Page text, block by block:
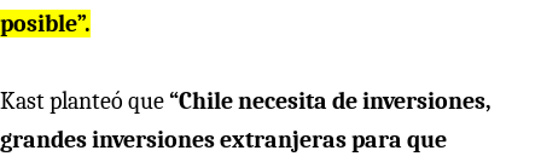
posible”.
Kast planteó que“Chile necesita de inversiones,
grandes inversiones extranjeras para que